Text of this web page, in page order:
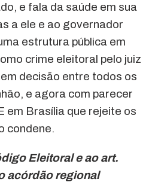
e fala da saúde em sua
a ele e ao governador
estrutura pública em
crime eleitoral pelo juiz
decisão entre todos os
e agora com parecer
em Brasília que rejeite os
condene.
Eleitoral e ao art.
acórdão regional